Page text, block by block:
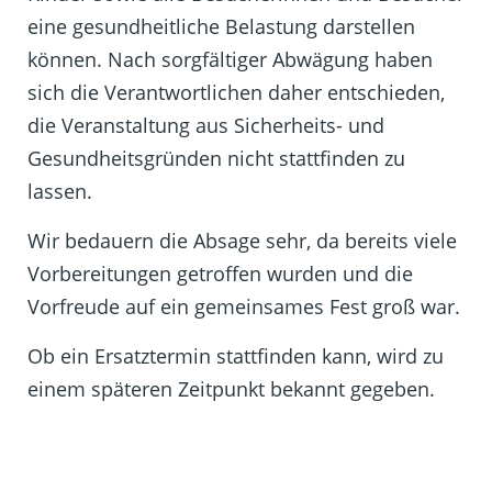
eine gesundheitliche Belastung darstellen
können. Nach sorgfältiger Abwägung haben
sich die Verantwortlichen daher entschieden,
die Veranstaltung aus Sicherheits- und
Gesundheitsgründen nicht stattfinden zu
lassen.
Wir bedauern die Absage sehr, da bereits viele
Vorbereitungen getroffen wurden und die
Vorfreude auf ein gemeinsames Fest groß war.
Ob ein Ersatztermin stattfinden kann, wird zu
einem späteren Zeitpunkt bekannt gegeben.